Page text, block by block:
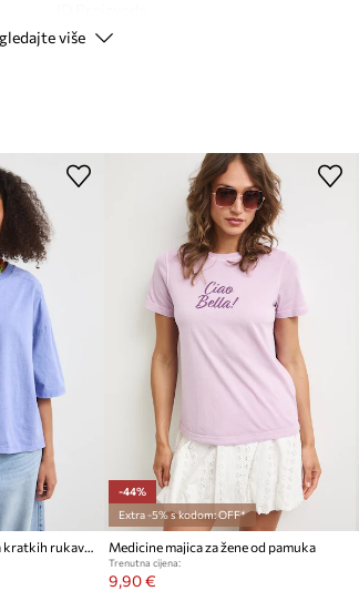
više
Medicine oversize majica kratkih rukava za žene od pamuka
-44%
Extra -5% s kodom: OFF*
Medicine majica za žene od pamuka
Trenutna cijena:
9,90 €